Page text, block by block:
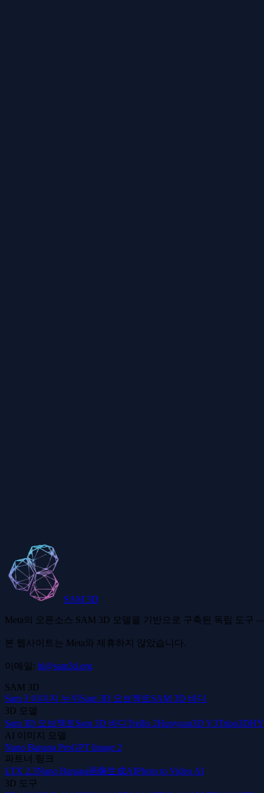
SAM 3D
Meta의 오픈소스 SAM 3D 모델을 기반으로 구축된 독립 도구
본 웹사이트는 Meta와 제휴하지 않았습니다.
이메일: hi@sam3d.org
SAM 3D
Sam 3 이미지 누끼 Sam 3D 오브젝트 SAM 3D 바디
3D 모델
Sam 3D 오브젝트 Sam 3D 바디 Trellis 2Hunyuan3D V3Tripo3D
AI 이미지 모델
Nano Banana ProGPT Image 2
파트너 링크
LTX 2.3Nano Banana画像生成AIPhoto to Video AI
3D 도구